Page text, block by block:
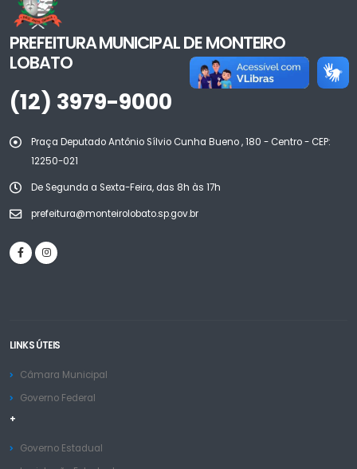
PREFEITURA MUNICIPAL DE MONTEIRO
LOBATO
(12) 3979-9000
Praça Deputado Antônio Sílvio Cunha Bueno , 180 - Centro - CEP:
12250-021
De Segunda a Sexta-Feira, das 8h às 17h
prefeitura@monteirolobato.sp.gov.br
LINKS ÚTEIS
Câmara Municipal
Governo Federal
+
Governo Estadual